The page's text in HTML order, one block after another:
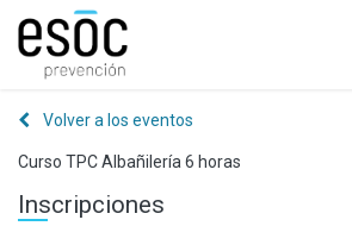
Volver a los eventos
Curso TPC Albañilería 6 horas
Inscripciones